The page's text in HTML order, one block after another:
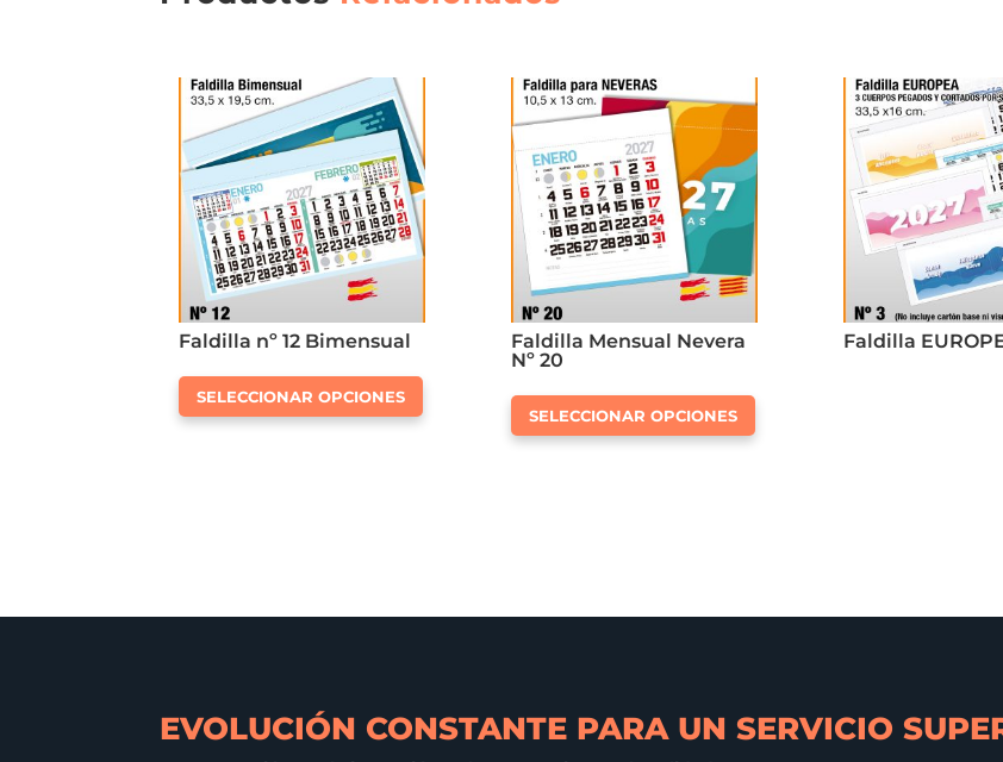
Faldilla nº 12 Bimensual
SELECCIONAR OPCIONES
Este
pueden
la
página
Faldilla Mensual Nevera
Nº 20
SELECCIONAR OPCIONES
Este
la
Faldilla
EVOLUCIÓN CONSTANTE PARA UN SERVICIO